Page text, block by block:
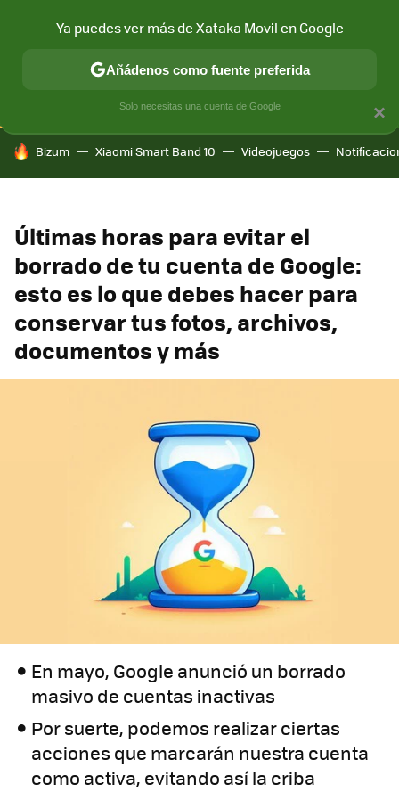
CONECTIVIDAD MÓVIL Y SOCIEDAD APLICACIONES
HOY SE HABLA DE
Bizum Xiaomi Smart Band 10 Videojuegos
Últimas horas para evitar el
borrado de tu cuenta de Google:
esto es lo que debes hacer para
conservar tus fotos, archivos,
documentos y más
En mayo, Google anunció un borrado
masivo de cuentas inactivas
Por suerte, podemos realizar ciertas
acciones que marcarán nuestra cuenta
como activa, evitando así la criba
×
Ya puedes ver más de Xataka Movil en Google
Añádenos como fuente preferida
Solo necesitas una cuenta de Google